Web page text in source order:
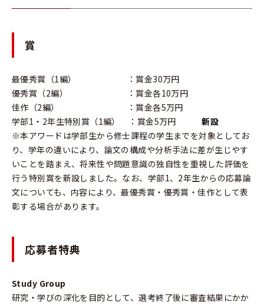
賞
最優秀賞（1編） ：賞金30万円
優秀賞（2編） ：賞金各10万円
佳作（2編） ：賞金各5万円
学部1・2年生特別賞（1編） ：賞金5万円新設
※本アワードは学部生から修士課程の学生までを対象としてお
り、学年の違いにより、論文の構成や分析手法に差が生じやす
いことを踏まえ、将来性や問題意識の独自性を重視した評価を
行う特別賞を新設しました。なお、学部1、2年生からの応募論
文についても、内容により、最優秀賞・優秀賞・佳作として表
彰する場合があります。
応募者特典
Study Group
研究・学びの深化を目的として、選考終了後に審査結果にかか